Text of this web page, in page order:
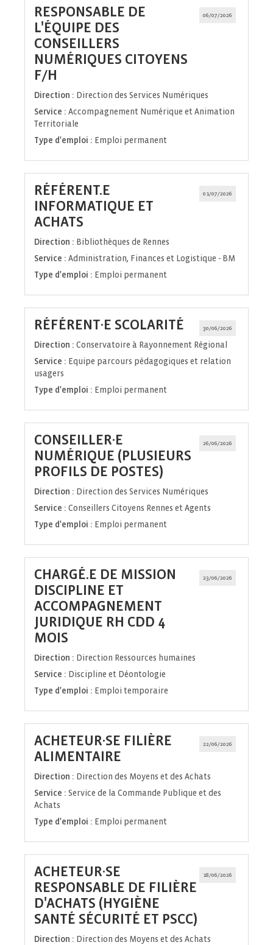
06/07/2026
RESPONSABLE DE
L'ÉQUIPE DES
CONSEILLERS
NUMÉRIQUES CITOYENS
F/H
fenêtre)
Direction : Direction des Services Numériques
Service : Accompagnement Numérique et Animation
Territoriale
Type d'emploi : Emploi permanent
01/07/2026
RÉFÉRENT.E
INFORMATIQUE ET
ACHATS
fenêtre)
Direction : Bibliothèques de Rennes
Service : Administration, Finances et Logistique - BM
Type d'emploi : Emploi permanent
30/06/2026
RÉFÉRENT·E SCOLARITÉ (Nouvelle
fenêtre)
Direction : Conservatoire à Rayonnement Régional
Service : Equipe parcours pédagogiques et relation
usagers
Type d'emploi : Emploi permanent
26/06/2026
CONSEILLER·E
NUMÉRIQUE (PLUSIEURS
PROFILS DE POSTES)
fenêtre)
Direction : Direction des Services Numériques
Service : Conseillers Citoyens Rennes et Agents
Type d'emploi : Emploi permanent
23/06/2026
CHARGÉ.E DE MISSION
DISCIPLINE ET
ACCOMPAGNEMENT
JURIDIQUE RH CDD 4
MOIS
fenêtre)
Direction : Direction Ressources humaines
Service : Discipline et Déontologie
Type d'emploi : Emploi temporaire
22/06/2026
ACHETEUR·SE FILIÈRE
ALIMENTAIRE
fenêtre)
Direction : Direction des Moyens et des Achats
Service : Service de la Commande Publique et des
Achats
Type d'emploi : Emploi permanent
18/06/2026
ACHETEUR·SE
RESPONSABLE DE FILIÈRE
D'ACHATS (HYGIÈNE
SANTÉ SÉCURITÉ ET PSCC)
fenêtre)
Direction : Direction des Moyens et des Achats